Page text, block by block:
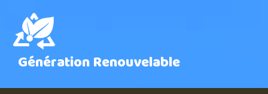
Génération Renouvelable